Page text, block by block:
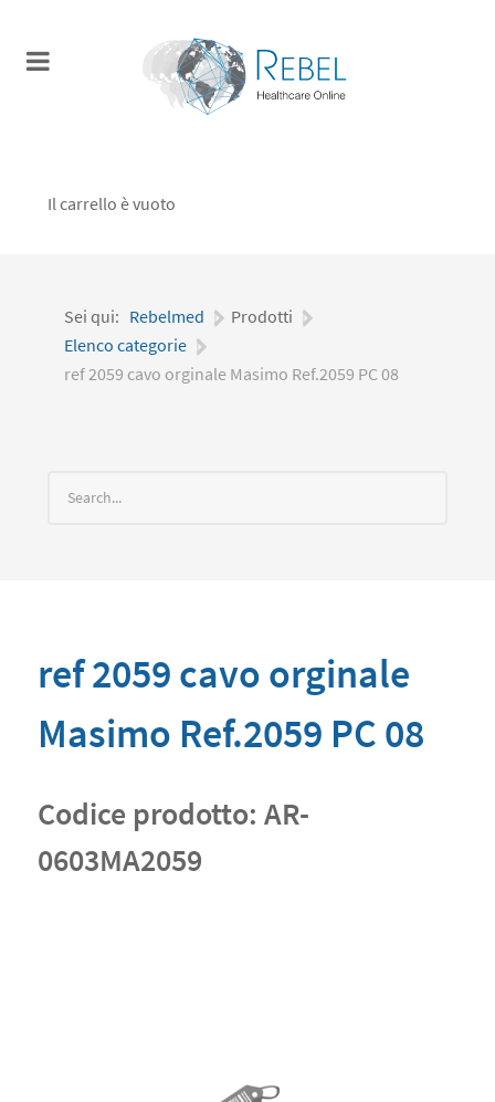
Il carrello è vuoto
Sei qui: Rebelmed | Prodotti |
Elenco categorie |
ref 2059 cavo orginale Masimo Ref.2059 PC 08
ref 2059 cavo orginale
Masimo Ref.2059 PC 08
Codice prodotto: AR-
0603MA2059